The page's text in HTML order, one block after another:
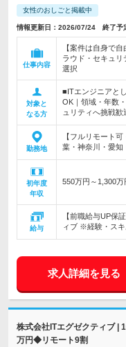
女性のおしごと掲載中
情報更新日：2026/07/24 終了予
仕事内容
【案件は自身で
ラウド・セキュ
選択
対象と
なる方
■ITエンジニアと
OK｜領域・年数
ュリティへ挑戦歓
勤務地
【フルリモート
葉・神奈川・愛知
初年度
年収
550万円～1,300万
給与
【前職給与UP保
ィブ ※経験・ス
求人詳細を見る
株式会社ITエグゼクティブ
万円◆リモート9割